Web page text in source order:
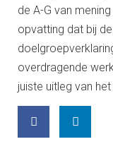
de A-G van
opvatting dat bij
overdragende
juiste uitleg van